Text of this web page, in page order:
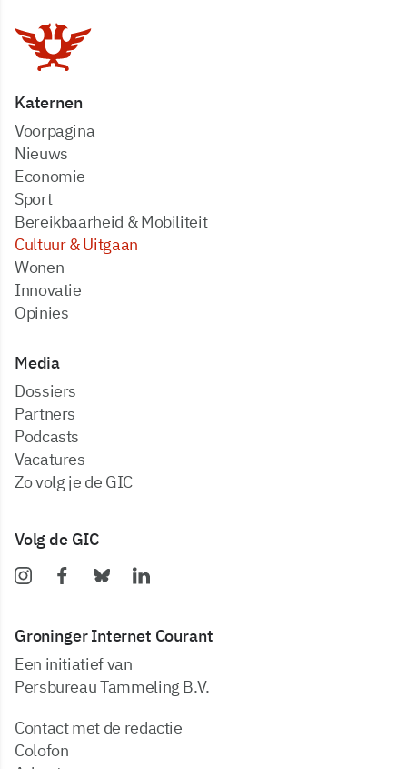
Katernen
Voorpagina
Nieuws
Economie
Sport
Bereikbaarheid & Mobiliteit
Cultuur & Uitgaan
Wonen
Innovatie
Opinies
Media
dossiers
partners
podcasts
vacatures
zo volg je de GIC
Volg de GIC
Groninger Internet Courant
Een initiatief van
Persbureau Tammeling B.V.
Contact met de redactie
Colofon